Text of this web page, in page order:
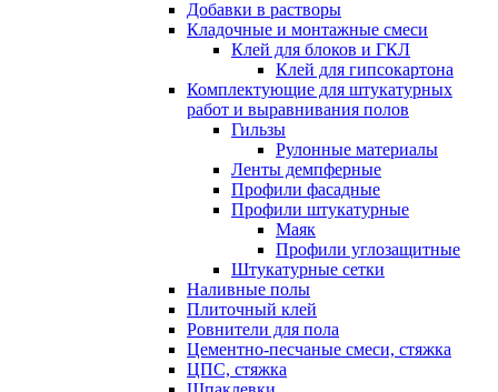
Добавки в растворы
Кладочные и монтажные смеси
Клей для блоков и ГКЛ
Клей для гипсокартона
Комплектующие для штукатурных
работ и выравнивания полов
Гильзы
Рулонные материалы
Ленты демпферные
Профили фасадные
Профили штукатурные
Маяк
Профили углозащитные
Штукатурные сетки
Наливные полы
Плиточный клей
Ровнители для пола
Цементно-песчаные смеси, стяжка
ЦПС, стяжка